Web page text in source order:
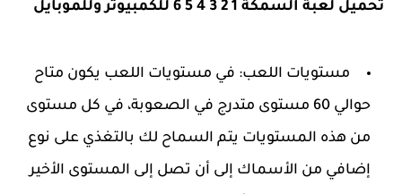
تحميل لعبة السمكة 1 2 3 4 5 6 للكمبيوتر وللموبايل
مستويات اللعب: في مستويات اللعب يكون متاح
حوالي 60 مستوى متدرج في الصعوبة، في كل مستوى
من هذه المستويات يتم السماح لك بالتغذي على نوع
إضافي من الأسماك إلى أن تصل إلى المستوى الأخير